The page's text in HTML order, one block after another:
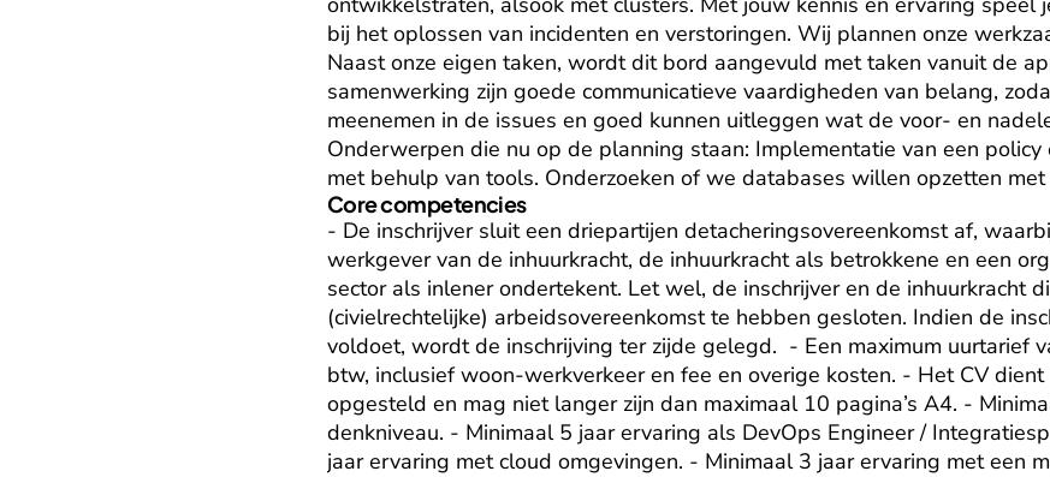
bij het oplossen van incidenten en verstoringen. Wij plannen onze
Naast onze eigen taken, wordt dit bord aangevuld met taken vanuit de
samenwerking zijn goede communicatieve vaardigheden van belang,
meenemen in de issues en goed kunnen uitleggen wat de voor- en
Onderwerpen die nu op de planning staan: Implementatie van een policy
met behulp van tools. Onderzoeken of we databases willen opzetten met
Core competencies
- De inschrijver sluit een driepartijen detacheringsovereenkomst af,
werkgever van de inhuurkracht, de inhuurkracht als betrokkene en een
sector als inlener ondertekent. Let wel, de inschrijver en de inhuurkracht
(civielrechtelijke) arbeidsovereenkomst te hebben gesloten. Indien de
voldoet, wordt de inschrijving ter zijde gelegd.  - Een maximum uurtarief
btw, inclusief woon-werkverkeer en fee en overige kosten. - Het CV
opgesteld en mag niet langer zijn dan maximaal 10 pagina’s A4. -
denkniveau. - Minimaal 5 jaar ervaring als DevOps Engineer /
jaar ervaring met cloud omgevingen. - Minimaal 3 jaar ervaring met een